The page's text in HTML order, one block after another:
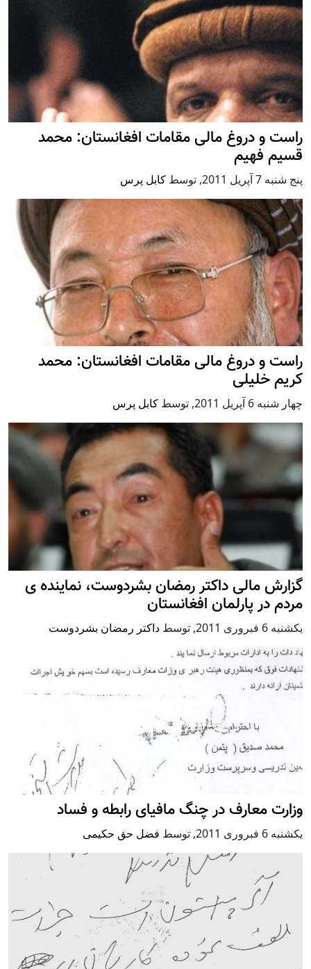
راست و دروغ مالی مقامات افغانستان: محمد
قسیم فهیم
پنج شنبه 7 آپریل 2011 , توسط کابل پرس
راست و دروغ مالی مقامات افغانستان: محمد
کریم خلیلی
چهار شنبه 6 آپریل 2011 , توسط کابل پرس
گزارش مالی داکتر رمضان بشردوست، نماینده ی
مردم در پارلمان افغانستان
يكشنبه 6 فبروری 2011 , توسط داکتر رمضان بشردوست
وزارت معارف در چنگ مافیای رابطه و فساد
يكشنبه 6 فبروری 2011 , توسط فضل حق حکیمی